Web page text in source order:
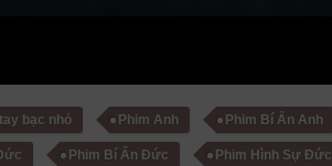
bạc nhỏ Phim Anh Phim Bí Ẩn Anh
Phim Bí Ẩn Đức Phim Hình Sự Đức